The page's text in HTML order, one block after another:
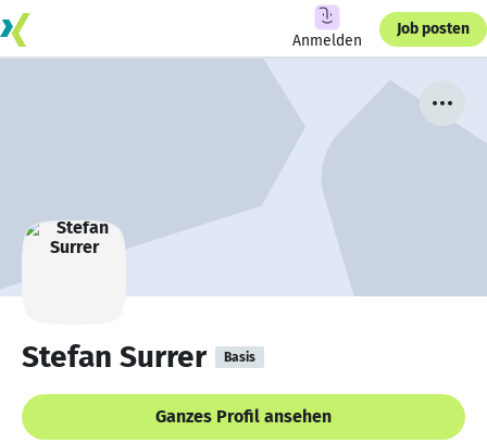
Anmelden
Job posten
Stefan Surrer Basis
Ganzes Profil ansehen